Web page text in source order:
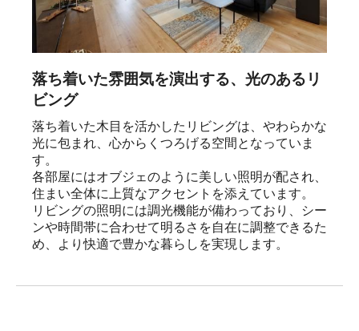
落ち着いた雰囲気を演出する、光のあるリ
ビング
落ち着いた木目を活かしたリビングは、やわらかな
光に包まれ、心からくつろげる空間となっていま
す。
各部屋にはオブジェのように美しい照明が配され、
住まい全体に上質なアクセントを添えています。
リビングの照明には調光機能が備わっており、シー
ンや時間帯に合わせて明るさを自在に調整できるた
め、より快適で豊かな暮らしを実現します。